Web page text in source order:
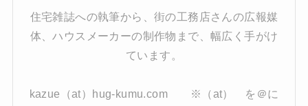
住宅雑誌への執筆から、街の工務店さんの広報媒
体、ハウスメーカーの制作物まで、幅広く手がけ
ています。
kazue（at）hug-kumu.com ※（at） を＠に